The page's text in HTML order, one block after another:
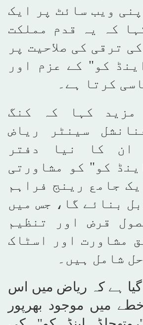
ویب سائٹ پر ایک
کہ یہ قدم مملکت
ترقی کی صلاحیت پر
کو" کے عزم اور
کرتا ہے۔
مزید کہا کہ کنگ
سینٹر ریاض
ان کا نیا دفتر
کو" کو مشاورتی
جامع رینج فراہم
بنائے گا، جس میں
قرض اور تنظیم
مشاورت اور اسٹاک
شامل ہیں۔
گیا ہے کہ ریاض میں اس
میں موجود بھرپور